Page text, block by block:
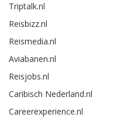
Triptalk.nl
Reisbizz.nl
Reismedia.nl
Aviabanen.nl
Reisjobs.nl
Caribisch Nederland.nl
Careerexperience.nl